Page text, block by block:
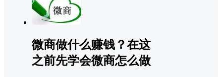
微商做什么赚钱？在这
之前先学会微商怎么做